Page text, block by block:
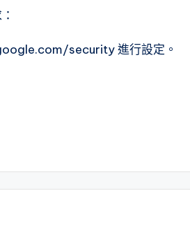
security 進行設定。